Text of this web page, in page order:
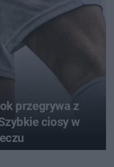
przegrywa z
ciosy w